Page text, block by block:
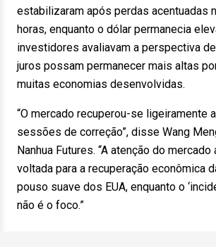
estabilizaram após perdas acentuadas
horas, enquanto o dólar permanecia
investidores avaliavam a perspectiva
juros possam permanecer mais altas
muitas economias desenvolvidas.
“O mercado recuperou-se ligeiramente
sessões de correção”, disse Wang
Nanhua Futures. “A atenção do mercado
voltada para a recuperação econômica
pouso suave dos EUA, enquanto o
não é o foco.”